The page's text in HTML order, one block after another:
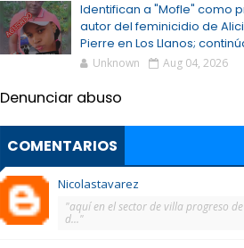
Identifican a "Mofle" como
autor del feminicidio de
Pierre en Los Llanos;
Unknown Aug 04, 2026
Denunciar abuso
COMENTARIOS
Nicolastavarez
"aquí en el sector de villa progreso
d..."